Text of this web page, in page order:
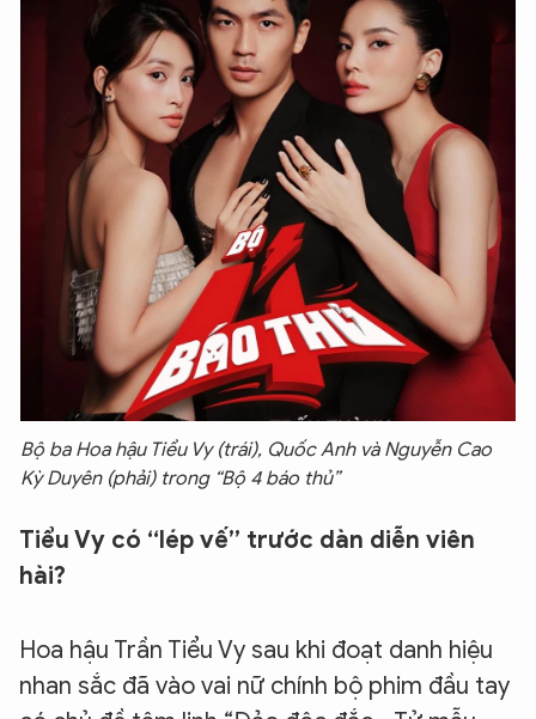
Bộ ba Hoa hậu Tiểu Vy (trái), Quốc Anh và Nguyễn Cao
Kỳ Duyên (phải) trong “Bộ 4 báo thủ”
Tiểu Vy có “lép vế” trước dàn diễn viên
hài?
Hoa hậu Trần Tiểu Vy sau khi đoạt danh hiệu
nhan sắc đã vào vai nữ chính bộ phim đầu tay